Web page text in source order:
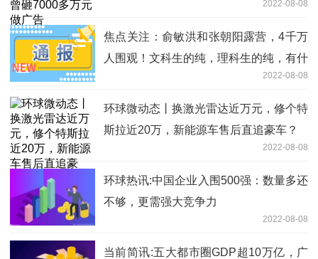
2022-08-08
焦点关注：俞敏洪和张朝阳露营，4千万
人围观！文科生的纯，理科生的纯，有什
2022-08-08
环球微动态丨换激光雷达近万元，修个特
斯拉近20万，新能源车售后直追豪车？
2022-08-08
环球热讯:中国企业入围500强：数量多还
不够，更需强大竞争力
2022-08-08
当前简讯:五大都市圈GDP超10万亿，广